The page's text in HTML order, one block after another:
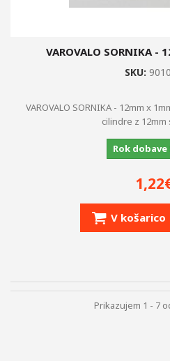
VAROVALO SORNIKA -
SKU:
VAROVALO SORNIKA - 12mm x
cilindre z 12mm
Rok dobave
V košarico
Prikazujem 1 - 7